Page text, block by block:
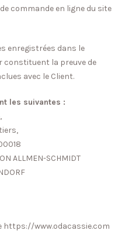
commande en ligne du site
enregistrées dans le
constituent la preuve de
avec le Client.
les suivantes :
ALLMEN-SCHMIDT
https://www.odacassie.com